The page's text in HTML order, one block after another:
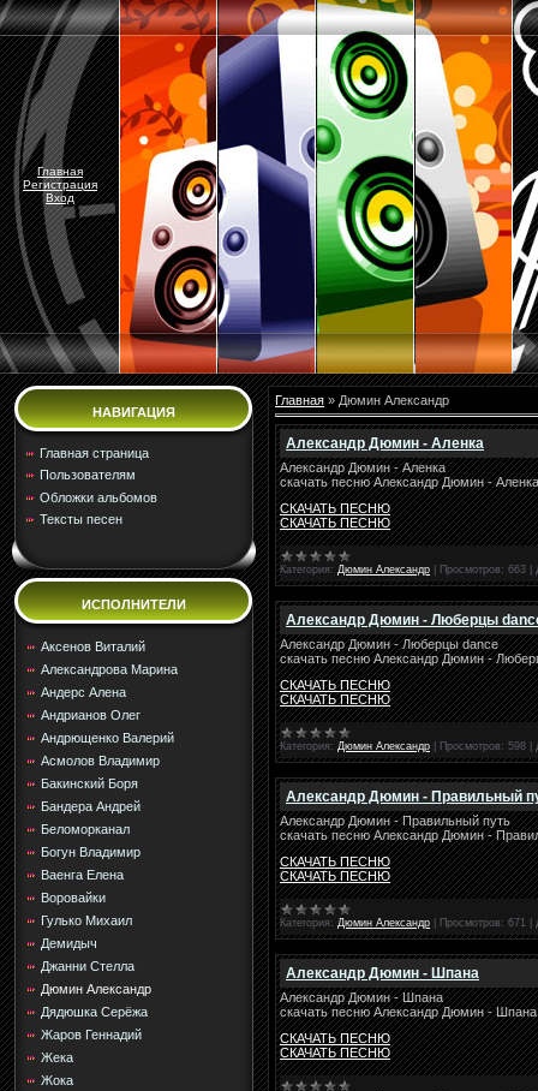
Главная
Регистрация
Вход
НАВИГАЦИЯ
Главная страница
Пользователям
Обложки альбомов
Тексты песен
ИСПОЛНИТЕЛИ
Аксенов Виталий
Александрова Марина
Андерс Алена
Андрианов Олег
Андрющенко Валерий
Асмолов Владимир
Бакинский Боря
Бандера Андрей
Беломорканал
Богун Владимир
Ваенга Елена
Воровайки
Гулько Михаил
Демидыч
Джанни Стелла
Дюмин Александр
Дядюшка Серёжа
Жаров Геннадий
Жека
Жока
Главная » Дюмин Александр
Александр Дюмин - Аленка
Александр Дюмин - Аленка
скачать песню Александр Дюмин - Аленка
СКАЧАТЬ ПЕСНЮ
СКАЧАТЬ ПЕСНЮ
Категория: Дюмин Александр Просмотров: 663
Александр Дюмин - Люберцы
Александр Дюмин - Люберцы dance
скачать песню Александр Дюмин -
СКАЧАТЬ ПЕСНЮ
СКАЧАТЬ ПЕСНЮ
Категория: Дюмин Александр Просмотров: 598
Александр Дюмин - Правильный
Александр Дюмин - Правильный путь
скачать песню Александр Дюмин -
СКАЧАТЬ ПЕСНЮ
СКАЧАТЬ ПЕСНЮ
Категория: Дюмин Александр Просмотров: 671
Александр Дюмин - Шпана
Александр Дюмин - Шпана
скачать песню Александр Дюмин - Шпана
СКАЧАТЬ ПЕСНЮ
СКАЧАТЬ ПЕСНЮ